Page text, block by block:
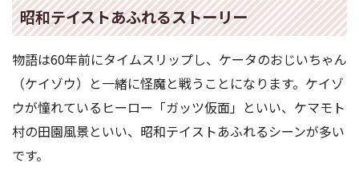
昭和テイストあふれるストーリー
物語は60年前にタイムスリップし、ケータのおじいちゃん
（ケイゾウ）と一緒に怪魔と戦うことになります。ケイゾ
ウが憧れているヒーロー「ガッツ仮面」といい、ケマモト
村の田園風景といい、昭和テイストあふれるシーンが多い
です。